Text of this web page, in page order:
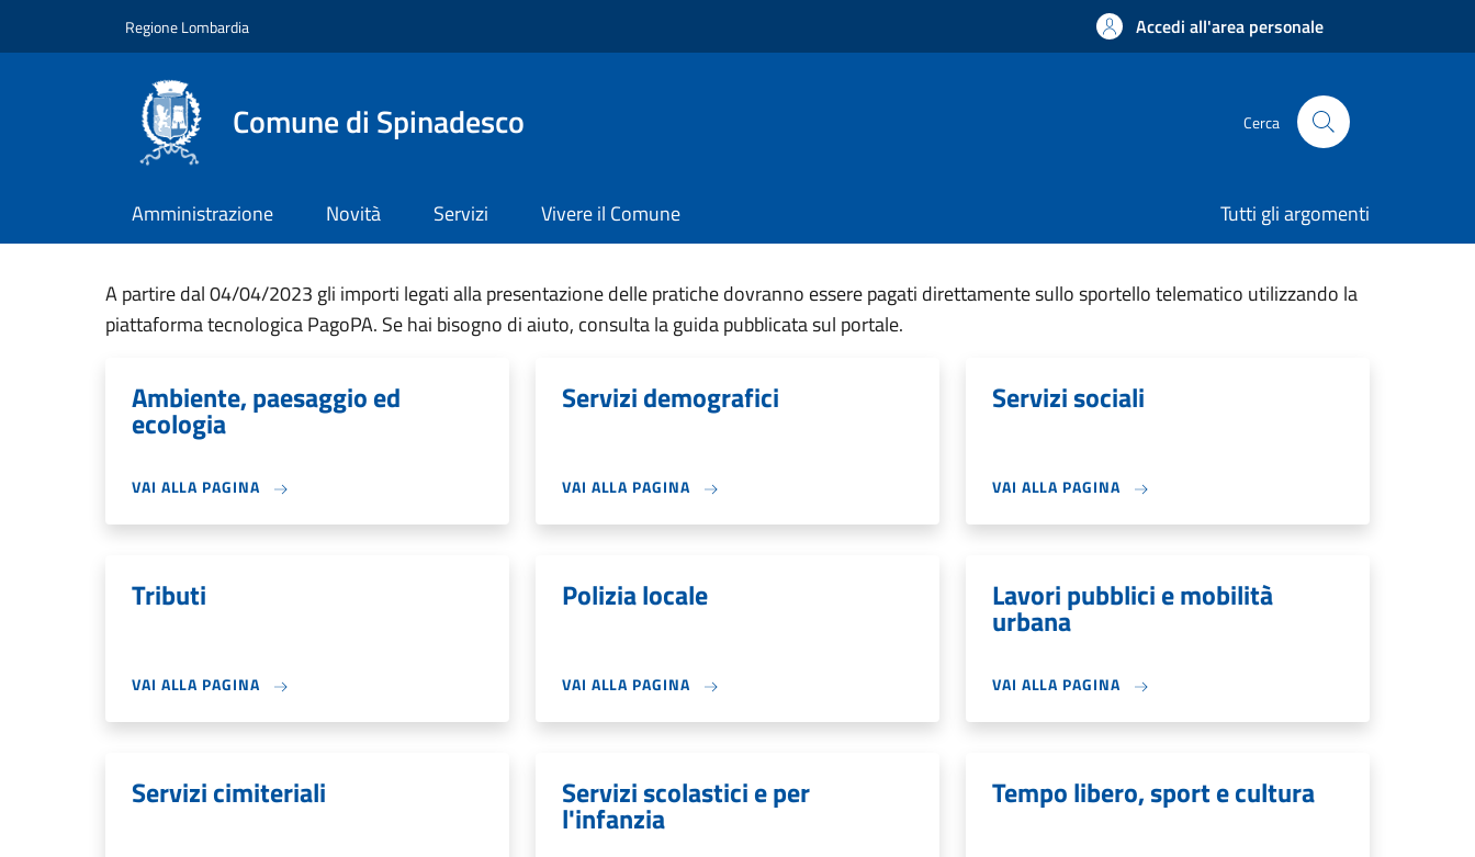
Regione Lombardia Accedi all'area personale
Comune di Spinadesco Cerca
Amministrazione Novità Servizi Vivere il Comune Tutti gli argomenti
A partire dal 04/04/2023 gli importi legati alla presentazione delle pratiche dovranno essere pagati direttamente sullo sportello telematico utilizzando la
piattaforma tecnologica PagoPA. Se hai bisogno di aiuto, consulta la guida pubblicata sul portale.
Ambiente, paesaggio ed
ecologia
VAI ALLA PAGINA
Servizi demografici
VAI ALLA PAGINA
Servizi sociali
VAI ALLA PAGINA
Tributi
VAI ALLA PAGINA
Polizia locale
VAI ALLA PAGINA
Lavori pubblici e mobilità
urbana
VAI ALLA PAGINA
Servizi cimiteriali Servizi scolastici e per
l'infanzia
Tempo libero, sport e cultura